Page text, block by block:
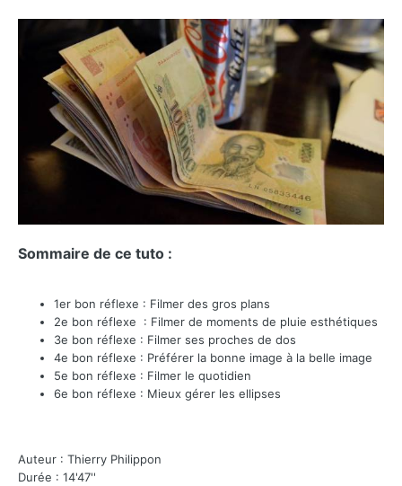
Sommaire de ce tuto :
1er bon réflexe : Filmer des gros plans
2e bon réflexe : Filmer de moments de pluie esthétiques
3e bon réflexe : Filmer ses proches de dos
4e bon réflexe : Préférer la bonne image à la belle image
5e bon réflexe : Filmer le quotidien
6e bon réflexe : Mieux gérer les ellipses
Auteur : Thierry Philippon
Durée : 14'47''